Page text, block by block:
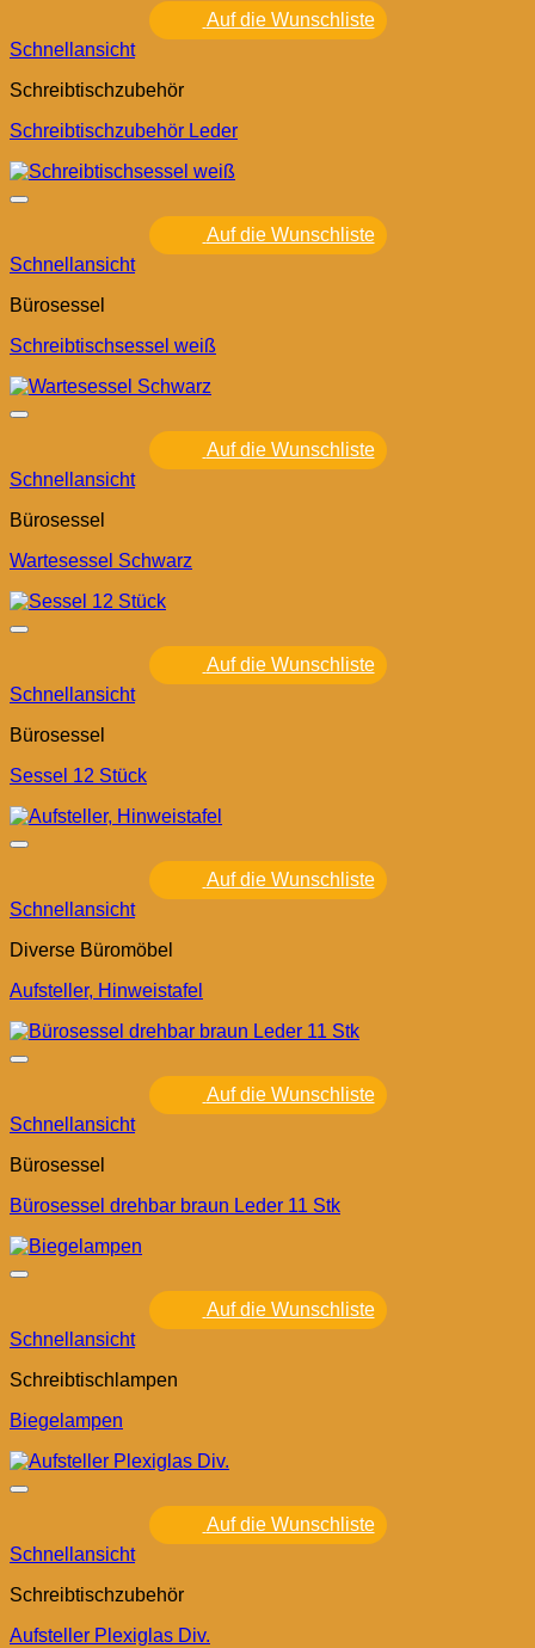
Auf die Wunschliste
Schnellansicht
Schreibtischzubehör
Schreibtischzubehör Leder
Auf die Wunschliste
Schnellansicht
Bürosessel
Schreibtischsessel weiß
Auf die Wunschliste
Schnellansicht
Bürosessel
Wartesessel Schwarz
Auf die Wunschliste
Schnellansicht
Bürosessel
Sessel 12 Stück
Auf die Wunschliste
Schnellansicht
Diverse Büromöbel
Aufsteller, Hinweistafel
Auf die Wunschliste
Schnellansicht
Bürosessel
Bürosessel drehbar braun Leder 11 Stk
Auf die Wunschliste
Schnellansicht
Schreibtischlampen
Biegelampen
Auf die Wunschliste
Schnellansicht
Schreibtischzubehör
Aufsteller Plexiglas Div.